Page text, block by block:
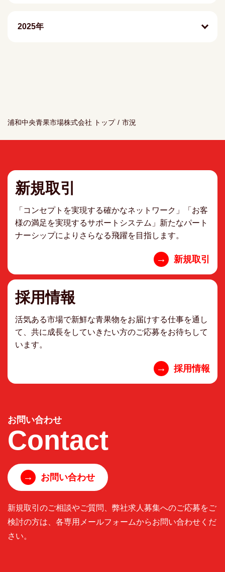
2025年
浦和中央青果市場株式会社 トップ / 市況
新規取引
「コンセプトを実現する確かなネットワーク」「お客
様の満足を実現するサポートシステム」新たなパート
ナーシップによりさらなる飛躍を目指します。
→ 新規取引
採用情報
活気ある市場で新鮮な青果物をお届けする仕事を通し
て、共に成長をしていきたい方のご応募をお待ちして
います。
→ 採用情報
お問い合わせ
Contact
→ お問い合わせ
新規取引のご相談やご質問、弊社求人募集へのご応募をご
検討の方は、各専用メールフォームからお問い合わせくだ
さい。